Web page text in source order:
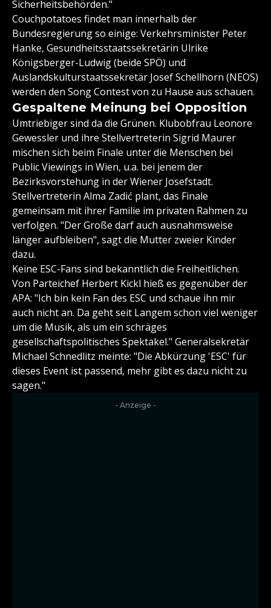
Sicherheitsbehörden."
Couchpotatoes findet man innerhalb der
Bundesregierung so einige: Verkehrsminister Peter
Hanke, Gesundheitsstaatssekretärin Ulrike
Königsberger-Ludwig (beide SPÖ) und
Auslandskulturstaatssekretär Josef Schellhorn (NEOS)
werden den Song Contest von zu Hause aus schauen.
Gespaltene Meinung bei Opposition
Umtriebiger sind da die Grünen. Klubobfrau Leonore
Gewessler und ihre Stellvertreterin Sigrid Maurer
mischen sich beim Finale unter die Menschen bei
Public Viewings in Wien, u.a. bei jenem der
Bezirksvorstehung in der Wiener Josefstadt.
Stellvertreterin Alma Zadić plant, das Finale
gemeinsam mit ihrer Familie im privaten Rahmen zu
verfolgen. "Der Große darf auch ausnahmsweise
länger aufbleiben", sagt die Mutter zweier Kinder
dazu.
Keine ESC-Fans sind bekanntlich die Freiheitlichen.
Von Parteichef Herbert Kickl hieß es gegenüber der
APA: "Ich bin kein Fan des ESC und schaue ihn mir
auch nicht an. Da geht seit Langem schon viel weniger
um die Musik, als um ein schräges
gesellschaftspolitisches Spektakel." Generalsekretär
Michael Schnedlitz meinte: "Die Abkürzung 'ESC' für
dieses Event ist passend, mehr gibt es dazu nicht zu
sagen."
- Anzeige -